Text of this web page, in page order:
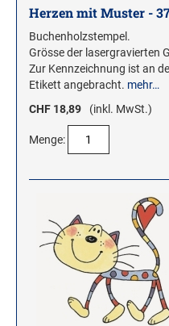
Herzen mit Muster -
Buchenholzstempel.
Grösse der lasergravierten
Zur Kennzeichnung ist an
Etikett angebracht. mehr…
CHF 18,89
(inkl. MwSt.)
Menge: